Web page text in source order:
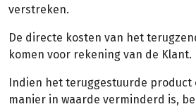
verstreken.
De directe kosten van het
komen voor rekening van de Klant.
Indien het teruggestuurde product
manier in waarde verminderd is,